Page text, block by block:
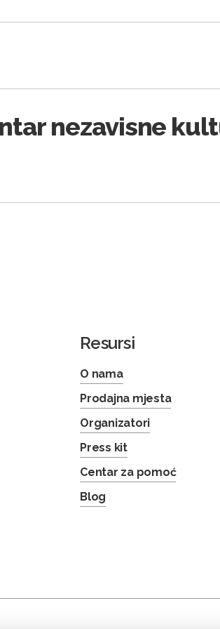
nezavisne
Resursi
O nama
Prodajna mjesta
Organizatori
Press kit
Centar za pomoć
Blog